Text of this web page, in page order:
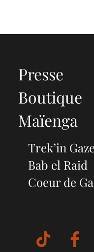
Presse
Boutique
Maïenga
Trek’in
Bab el Raid
Coeur de
Tiktok